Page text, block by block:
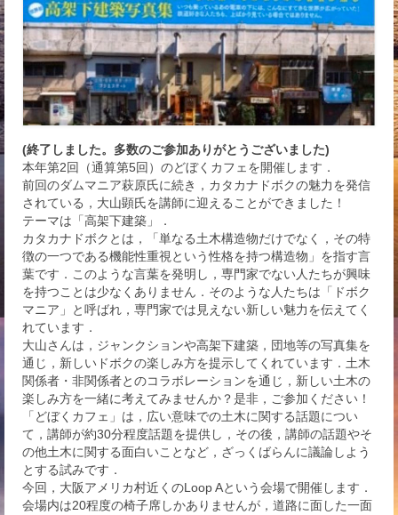
(終了しました。多数のご参加ありがとうございました)
本年第2回（通算第5回）のどぼくカフェを開催します．
前回のダムマニア萩原氏に続き，カタカナドボクの魅力を発信
されている，大山顕氏を講師に迎えることができました！
テーマは「高架下建築」．
カタカナドボクとは，「単なる土木構造物だけでなく，その特
徴の一つである機能性重視という性格を持つ構造物」を指す言
葉です．このような言葉を発明し，専門家でない人たちが興味
を持つことは少なくありません．そのような人たちは「ドボク
マニア」と呼ばれ，専門家では見えない新しい魅力を伝えてく
れています．
大山さんは，ジャンクションや高架下建築，団地等の写真集を
通じ，新しいドボクの楽しみ方を提示してくれています．土木
関係者・非関係者とのコラボレーションを通じ，新しい土木の
楽しみ方を一緒に考えてみませんか？是非，ご参加ください！
「どぼくカフェ」は，広い意味での土木に関する話題につい
て，講師が約30分程度話題を提供し，その後，講師の話題やそ
の他土木に関する面白いことなど，ざっくばらんに議論しよう
とする試みです．
今回，大阪アメリカ村近くのLoop Aという会場で開催します．
会場内は20程度の椅子席しかありませんが，道路に面した一面